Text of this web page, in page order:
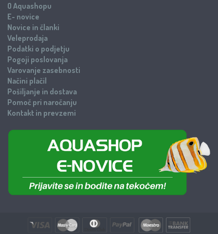
O Aquashopu
E- novice
Novice in članki
Veleprodaja
Podatki o podjetju
Pogoji poslovanja
Varovanje zasebnosti
Načini plačil
Pošiljanje in dostava
Pomoč pri naročanju
Kontakt in prevzemi